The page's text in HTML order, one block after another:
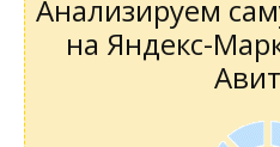
Анализируем
на Яндекс-